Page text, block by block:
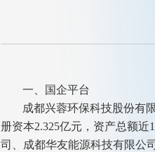
一、
国企平台
成都兴蓉环保科技股份有
册资本2.325亿元，资产总额
司、成都华友能源科技有限公